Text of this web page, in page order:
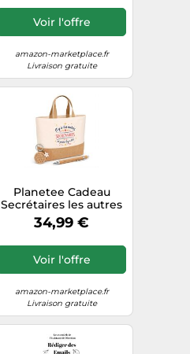
Voir l'offre
amazon-marketplace.fr
Livraison gratuite
Planetee Cadeau
Secrétaires les autres
et toi | Coffret Kit
Remerciement
Femme Sac en Jute
avec Porte-clés et
Stylo Gravé
34,99 €
Voir l'offre
amazon-marketplace.fr
Livraison gratuite